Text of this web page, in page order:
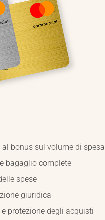
bonus sul volume di spesa
bagaglio complete
spese
giuridica
protezione degli acquisti